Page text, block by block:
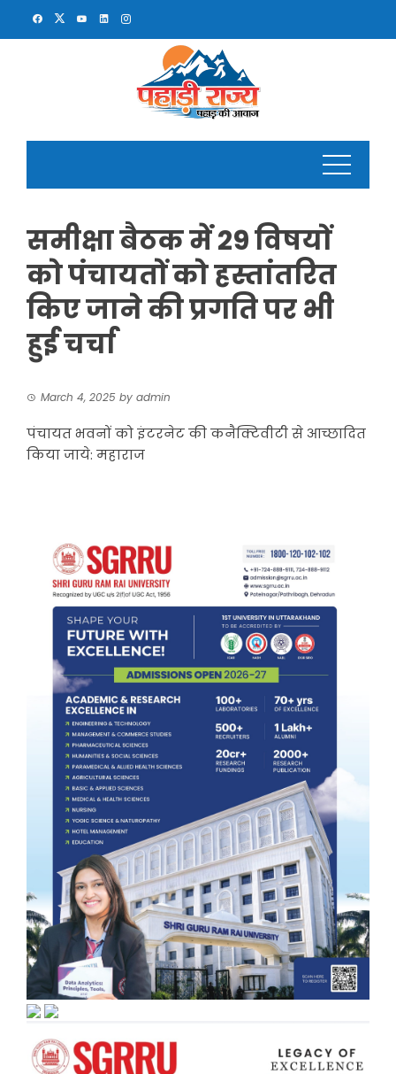
समीक्षा बैठक में 29 विषयों
को पंचायतों को हस्तांतरित
किए जाने की प्रगति पर भी
हुई चर्चा
March 4, 2025 by admin
पंचायत भवनों को इंटरनेट की कनैक्टिवीटी से आच्छादित
किया जाये: महाराज